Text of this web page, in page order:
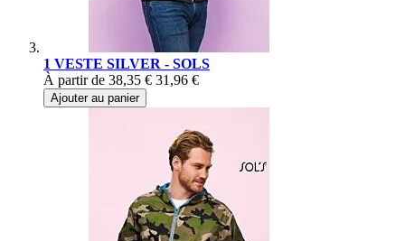
1 VESTE SILVER - SOLS
À partir de 38,35 € 31,96 €
Ajouter au panier